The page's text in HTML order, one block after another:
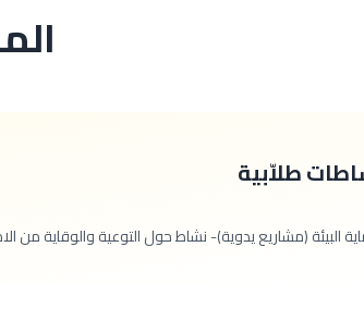
طلاّبية
البيئة (مشاريع يدوية)- نشاط حول التوعية والوقاية من